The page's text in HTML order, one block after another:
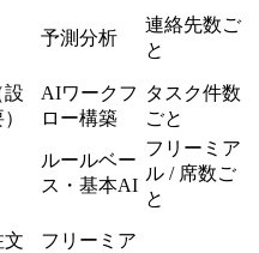
予測分析
連絡先数ご
と
設
AIワークフ
ロー構築
タスク件数
ごと
ルールベー
ス・基本AI
フリーミア
ル / 席数ご
と
文
フリーミア